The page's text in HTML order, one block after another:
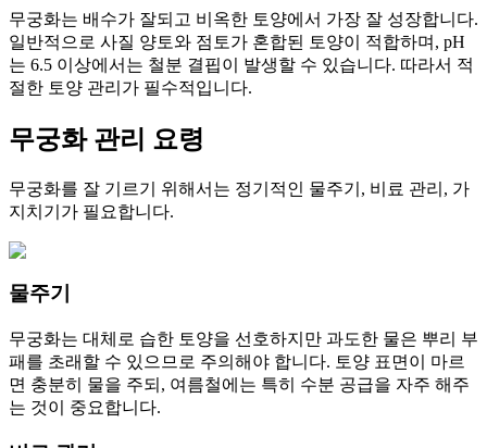
무궁화는 배수가 잘되고 비옥한 토양에서 가장 잘 성장합니다.
일반적으로 사질 양토와 점토가 혼합된 토양이 적합하며, pH
는 6.5 이상에서는 철분 결핍이 발생할 수 있습니다. 따라서 적
절한 토양 관리가 필수적입니다.
무궁화 관리 요령
무궁화를 잘 기르기 위해서는 정기적인 물주기, 비료 관리, 가
지치기가 필요합니다.
물주기
무궁화는 대체로 습한 토양을 선호하지만 과도한 물은 뿌리 부
패를 초래할 수 있으므로 주의해야 합니다. 토양 표면이 마르
면 충분히 물을 주되, 여름철에는 특히 수분 공급을 자주 해주
는 것이 중요합니다.